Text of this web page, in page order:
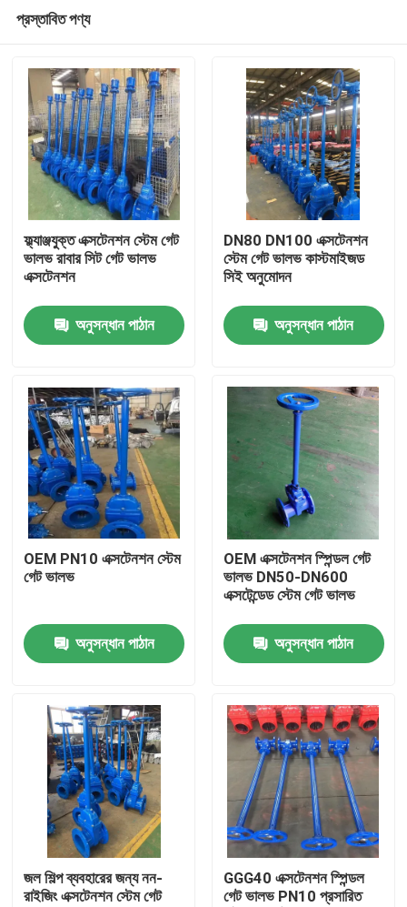
পণ্য
ভিডিও
আমাদের সম্পর্কে
মান নিয়ন্ত্রণ
যোগাযোগ করুন
খবর
মামলা
ডিআই গেট ভালভ
প্রস্তাবিত পণ্য
ফ্ল্যাঞ্জযুক্ত এক্সটেনশন স্টেম গেট
ভালভ রাবার সিট গেট ভালভ
এক্সটেনশন
অনুসন্ধান পাঠান
DN80 DN100 এক্সটেনশন
স্টেম গেট ভালভ কাস্টমাইজড
সিই অনুমোদন
অনুসন্ধান পাঠান
OEM PN10 এক্সটেনশন স্টেম
গেট ভালভ
অনুসন্ধান পাঠান
OEM এক্সটেনশন স্পিন্ডল গেট
ভালভ DN50-DN600
এক্সটেন্ডেড স্টেম গেট ভালভ
অনুসন্ধান পাঠান
জল শিল্প ব্যবহারের জন্য নন-
রাইজিং এক্সটেনশন স্টেম গেট
GGG40 এক্সটেনশন স্পিন্ডল
গেট ভালভ PN10 প্রসারিত